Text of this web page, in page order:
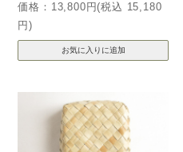
価格：13,800円(税込 15,180
円)